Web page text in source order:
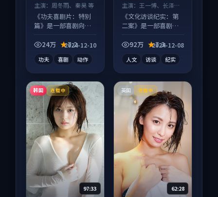
主演： 周冬雨、秦昊 等
《功夫喜剧片：特别
篇》是一部喜剧向电
为内核，情感戏份扎
24万 7.2
2024-12-10
功夫 喜剧 动作
主演： 王一博、长泽雅
美 等
《文化访谈纪实：第
二案》是一部喜剧向
成长为内核，情感戏
92万 7.3
2024-12-08
人文 访谈 纪实
韩国 连载中
97:33
英国 连载中
62:28